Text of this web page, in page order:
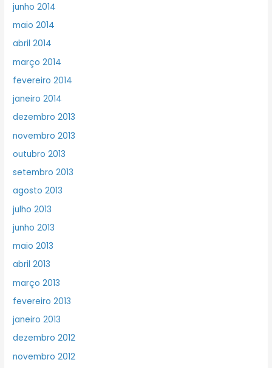
junho 2014
maio 2014
abril 2014
março 2014
fevereiro 2014
janeiro 2014
dezembro 2013
novembro 2013
outubro 2013
setembro 2013
agosto 2013
julho 2013
junho 2013
maio 2013
abril 2013
março 2013
fevereiro 2013
janeiro 2013
dezembro 2012
novembro 2012